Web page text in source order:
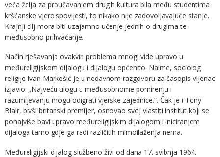
veća želja za proučavanjem drugih kultura bila među studentima
kršćanske vjeroispovijesti, to nikako nije zadovoljavajuće stanje.
Krajnji cilj mora biti uzajamno učenje jednih o drugima te
međusobno prihvaćanje.
Način rješavanja ovakvih problema mnogi vide upravo u
međureligijskom dijalogu i dijalogu općenito. Naime, sociolog
religije Ivan Markešić je u nedavnom razgovoru za časopis Vijenac
izjavio: „Najveću ulogu u međusobnome pomirenju i
razumijevanju mogu odigrati vjerske zajednice.“. Čak je i Tony
Blair, bivši britanski premijer, osnovao svoj vlastiti institut koji se
ponajviše bavi upravo međureligijskim dijalogom i iniciranjem
dijaloga tamo gdje ga radi različitih mimoilaženja nema.
Međureligijski dijalog službeno živi od dana 17. svibnja 1964.